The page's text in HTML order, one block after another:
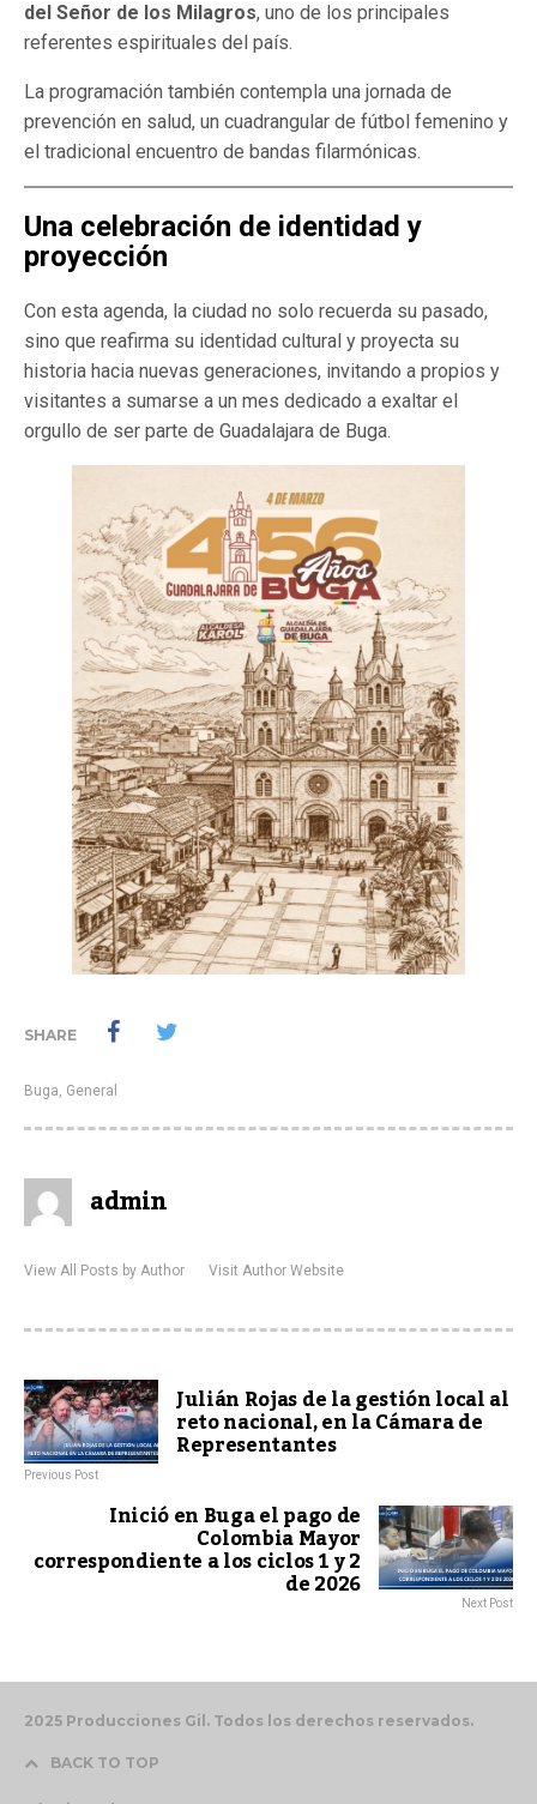
del Señor de los Milagros, uno de los principales
referentes espirituales del país.
La programación también contempla una jornada de
prevención en salud, un cuadrangular de fútbol femenino y
el tradicional encuentro de bandas filarmónicas.
Una celebración de identidad y
proyección
Con esta agenda, la ciudad no solo recuerda su pasado,
sino que reafirma su identidad cultural y proyecta su
historia hacia nuevas generaciones, invitando a propios y
visitantes a sumarse a un mes dedicado a exaltar el
orgullo de ser parte de Guadalajara de Buga.
SHARE
Buga General
admin
View All Posts by Author Visit Author Website
Julián Rojas de la gestión local al
reto nacional, en la Cámara de
Representantes
Previous Post
Inició en Buga el pago de
Colombia Mayor
correspondiente a los ciclos 1 y 2
de 2026 Next Post
2025 Producciones Gil. Todos los derechos reservados.
BACK TO TOP